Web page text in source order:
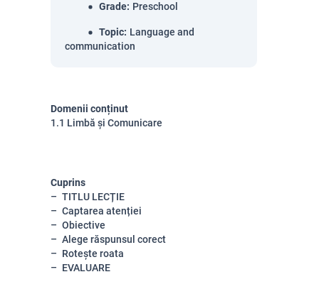
Grade: Preschool
Topic: Language and
communication
Domenii conținut
1.1 Limbă și Comunicare
Cuprins
TITLU LECȚIE
Captarea atenției
Obiective
Alege răspunsul corect
Rotește roata
EVALUARE